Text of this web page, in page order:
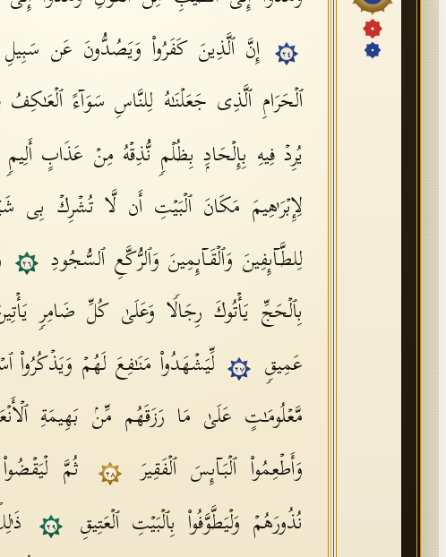
٢٤
إِنَّ ٱلَّذِینَ كَفَرُوا۟ وَیَصُدُّونَ عَن سَبِیلِ
ٱلۡحَرَامِ ٱلَّذِی جَعَلۡنَـٰهُ لِلنَّاسِ سَوَاۤءً ٱلۡعَـٰكِفُ
یُرِدۡ فِیهِ بِإِلۡحَادِۭ بِظُلۡمࣲ نُّذِقۡهُ مِنۡ عَذَابٍ أَلِیمࣲ
لِإِبۡرَ ٰ⁠هِیمَ مَكَانَ ٱلۡبَیۡتِ أَن لَّا تُشۡرِكۡ بِی
لِلطَّاۤىِٕفِینَ وَٱلۡقَاۤىِٕمِینَ وَٱلرُّكَّعِ ٱلسُّجُودِ
٢٦
بِٱلۡحَجِّ یَأۡتُوكَ رِجَالࣰا وَعَلَىٰ كُلِّ ضَامِرࣲ
عَمِیقࣲ
٢٧
لِّیَشۡهَدُوا۟ مَنَـٰفِعَ لَهُمۡ وَیَذۡكُرُوا۟
مَّعۡلُومَـٰتٍ عَلَىٰ مَا رَزَقَهُم مِّنۢ بَهِیمَةِ
وَأَطۡعِمُوا۟ ٱلۡبَاۤىِٕسَ ٱلۡفَقِیرَ
٢٨
ثُمَّ
نُذُورَهُمۡ وَلۡیَطَّوَّفُوا۟ بِٱلۡبَیۡتِ ٱلۡعَتِیقِ
٢٩
ذَ